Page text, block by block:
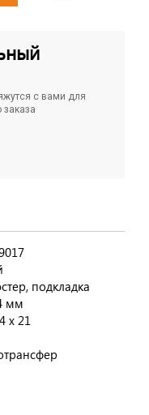
с вами для
подкладка
мм
х 21